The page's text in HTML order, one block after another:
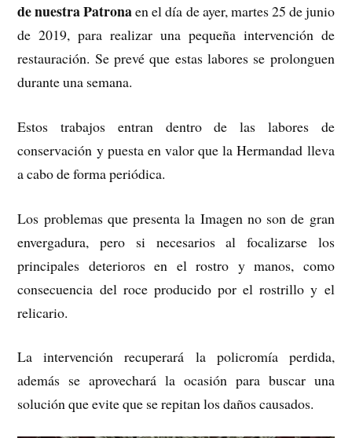
de nuestra Patronaen el día de ayer, martes 25 de junio
de 2019, para realizar una pequeña intervención de
restauración. Se prevé que estas labores se prolonguen
durante una semana.
Estos trabajos entran dentro de las labores de
conservación y puesta en valor que la Hermandad lleva
a cabo de forma periódica.
Los problemas que presenta la Imagen no son de gran
envergadura, pero si necesarios al focalizarse los
principales deterioros en el rostro y manos, como
consecuencia del roce producido por el rostrillo y el
relicario.
La intervención recuperará la policromía perdida,
además se aprovechará la ocasión para buscar una
solución que evite que se repitan los daños causados.